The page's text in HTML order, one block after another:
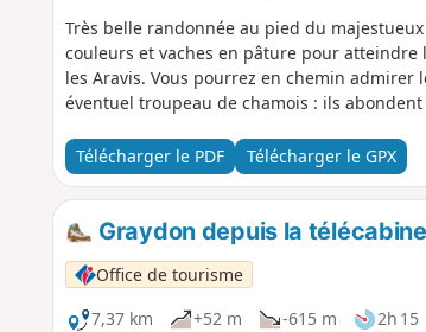
Très belle randonnée au pied du
couleurs et vaches en pâture pour
les Aravis. Vous pourrez en chemin
éventuel troupeau de chamois : ils
Télécharger le PDF Télécharger le GPX
Graydon depuis la télécabine
Office de tourisme
7,37 km
+52 m -615 m 2h 15